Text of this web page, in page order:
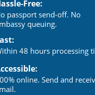
Free:
passport send-off. No
queuing.
48 hours processing
online. Send and